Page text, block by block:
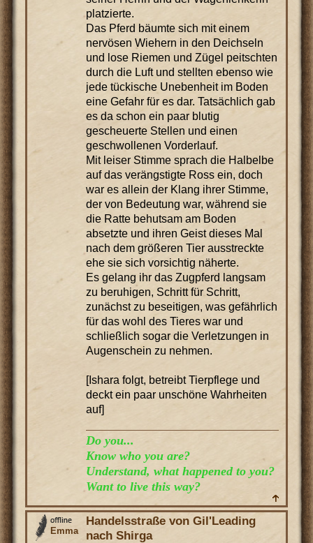
platzierte.
Das Pferd bäumte sich mit einem
nervösen Wiehern in den Deichseln
und lose Riemen und Zügel peitschten
durch die Luft und stellten ebenso wie
jede tückische Unebenheit im Boden
eine Gefahr für es dar. Tatsächlich gab
es da schon ein paar blutig
gescheuerte Stellen und einen
geschwollenen Vorderlauf.
Mit leiser Stimme sprach die Halbelbe
auf das verängstigte Ross ein, doch
war es allein der Klang ihrer Stimme,
der von Bedeutung war, während sie
die Ratte behutsam am Boden
absetzte und ihren Geist dieses Mal
nach dem größeren Tier ausstreckte
ehe sie sich vorsichtig näherte.
Es gelang ihr das Zugpferd langsam
zu beruhigen, Schritt für Schritt,
zunächst zu beseitigen, was gefährlich
für das wohl des Tieres war und
schließlich sogar die Verletzungen in
Augenschein zu nehmen.
[Ishara folgt, betreibt Tierpflege und
deckt ein paar unschöne Wahrheiten
auf]
Do you...
Know who you are?
Understand, what happened to you?
Want to live this way?
Handelsstraße von Gil'Leading
nach Shirga
Emma